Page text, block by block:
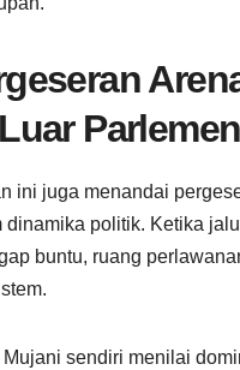
Parlemen
ini juga menandai
dinamika politik. Ketika
buntu, ruang
Mujani sendiri menilai